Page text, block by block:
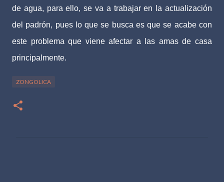
de agua, para ello, se va a trabajar en la actualización
del padrón, pues lo que se busca es que se acabe con
este problema que viene afectar a las amas de casa
principalmente.
ZONGOLICA